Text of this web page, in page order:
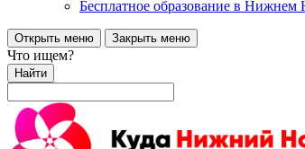
Бесплатное образование в Нижнем
Открыть меню Закрыть меню
Что ищем?
Найти